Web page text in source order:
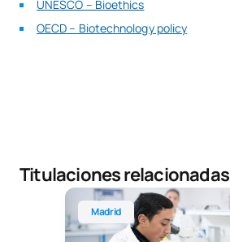
UNESCO – Bioethics
OECD – Biotechnology policy
Titulaciones relacionadas
Madrid
Grado en Biotecnología